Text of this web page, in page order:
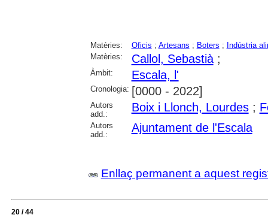
Matèries: Oficis ; Artesans ; Boters ; Indústria
Matèries:
Callol, Sebastià;
Àmbit: Escala, l'
Cronologia: [0000 - 2022]
Autors
add.:
Boix i Llonch, Lourdes;
Autors
add.:
Ajuntament de l'Escala
Enllaç permanent a aquest
20 / 44